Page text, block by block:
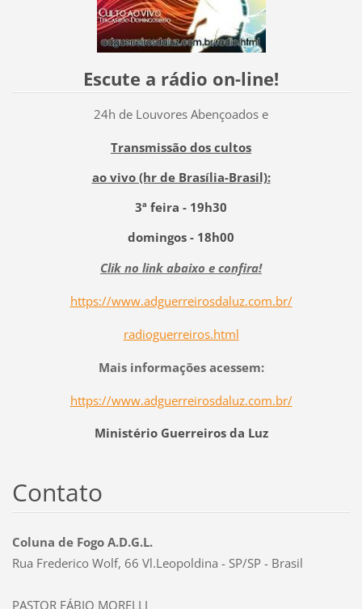
Escute a rádio on-line!
24h de Louvores Abençoados e
Transmissão dos cultos
ao vivo (hr de Brasília-Brasil):
3ª feira - 19h30
domingos - 18h00
Clik no link abaixo e confira!
https://www.adguerreirosdaluz.com.br/
radioguerreiros.html
Mais informações acessem:
https://www.adguerreirosdaluz.com.br/
Ministério Guerreiros da Luz
Contato
Coluna de Fogo A.D.G.L.
Rua Frederico Wolf, 66 Vl.Leopoldina - SP/SP - Brasil
PASTOR FÁBIO MORELLI